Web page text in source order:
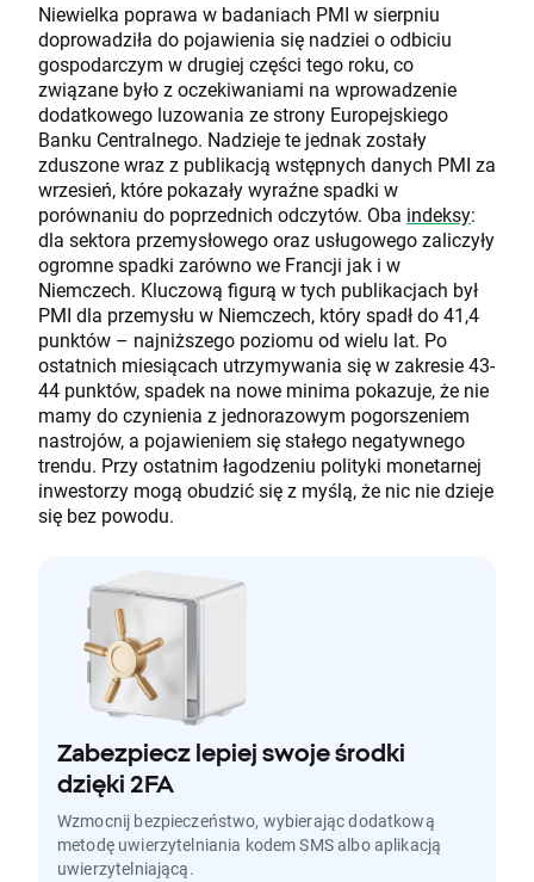
Niewielka poprawa w badaniach PMI w sierpniu
doprowadziła do pojawienia się nadziei o odbiciu
gospodarczym w drugiej części tego roku, co
związane było z oczekiwaniami na wprowadzenie
dodatkowego luzowania ze strony Europejskiego
Banku Centralnego. Nadzieje te jednak zostały
zduszone wraz z publikacją wstępnych danych PMI za
wrzesień, które pokazały wyraźne spadki w
porównaniu do poprzednich odczytów. Oba indeksy:
dla sektora przemysłowego oraz usługowego zaliczyły
ogromne spadki zarówno we Francji jak i w
Niemczech. Kluczową figurą w tych publikacjach był
PMI dla przemysłu w Niemczech, który spadł do 41,4
punktów – najniższego poziomu od wielu lat. Po
ostatnich miesiącach utrzymywania się w zakresie 43-
44 punktów, spadek na nowe minima pokazuje, że nie
mamy do czynienia z jednorazowym pogorszeniem
nastrojów, a pojawieniem się stałego negatywnego
trendu. Przy ostatnim łagodzeniu polityki monetarnej
inwestorzy mogą obudzić się z myślą, że nic nie dzieje
się bez powodu.
Zabezpiecz lepiej swoje środki
dzięki 2FA
Wzmocnij bezpieczeństwo, wybierając dodatkową
metodę uwierzytelniania kodem SMS albo aplikacją
uwierzytelniającą.